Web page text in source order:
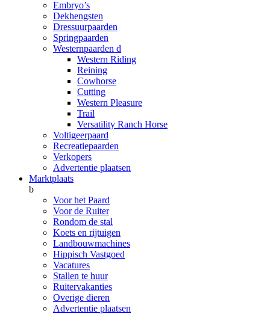
Embryo’s
Dekhengsten
Dressuurpaarden
Springpaarden
Westernpaarden d
Western Riding
Reining
Cowhorse
Cutting
Western Pleasure
Trail
Versatility Ranch Horse
Voltigeerpaard
Recreatiepaarden
Verkopers
Advertentie plaatsen
Marktplaats
b
Voor het Paard
Voor de Ruiter
Rondom de stal
Koets en rijtuigen
Landbouwmachines
Hippisch Vastgoed
Vacatures
Stallen te huur
Ruitervakanties
Overige dieren
Advertentie plaatsen